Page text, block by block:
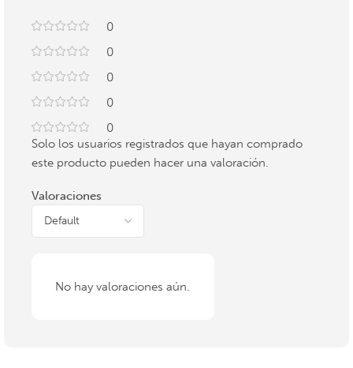
0
0
0
0
0
Valoraciones
No hay valoraciones aún.
Solo los usuarios registrados que hayan comprado
este producto pueden hacer una valoración.